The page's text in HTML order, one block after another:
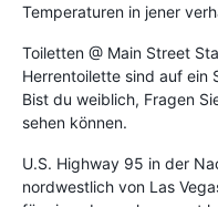
Temperaturen in jener
Toiletten @ Main Street
Herrentoilette sind auf ein
Bist du weiblich, Fragen
sehen können.
U.S. Highway 95 in der
nordwestlich von Las